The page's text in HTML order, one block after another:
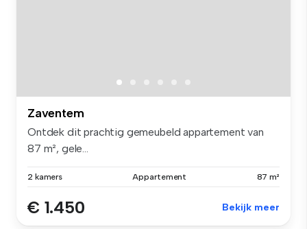
Zaventem
Ontdek dit prachtig gemeubeld appartement van
87 m², gele...
2 kamers Appartement 87 m²
€ 1.450 Bekijk meer